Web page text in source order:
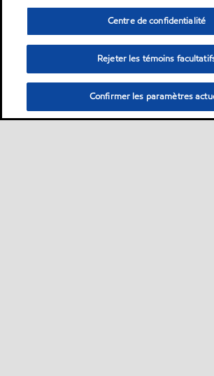
Centre de confidentialité
Rejeter les témoins
Confirmer les paramètres